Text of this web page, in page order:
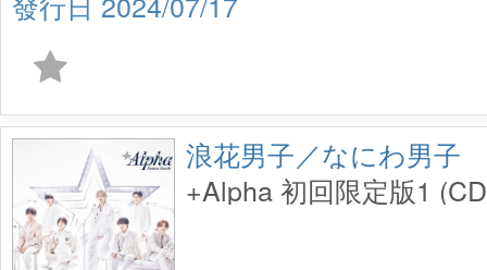
浪花男子／なにわ男子
+Alpha 初回限定版1